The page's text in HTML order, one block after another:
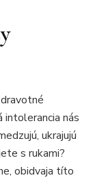
nás
ukrajujú
s rukami?
obidvaja títo